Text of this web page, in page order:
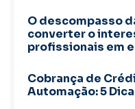
O descompasso
converter o
profissionais em
Cobrança de
Automação: 5